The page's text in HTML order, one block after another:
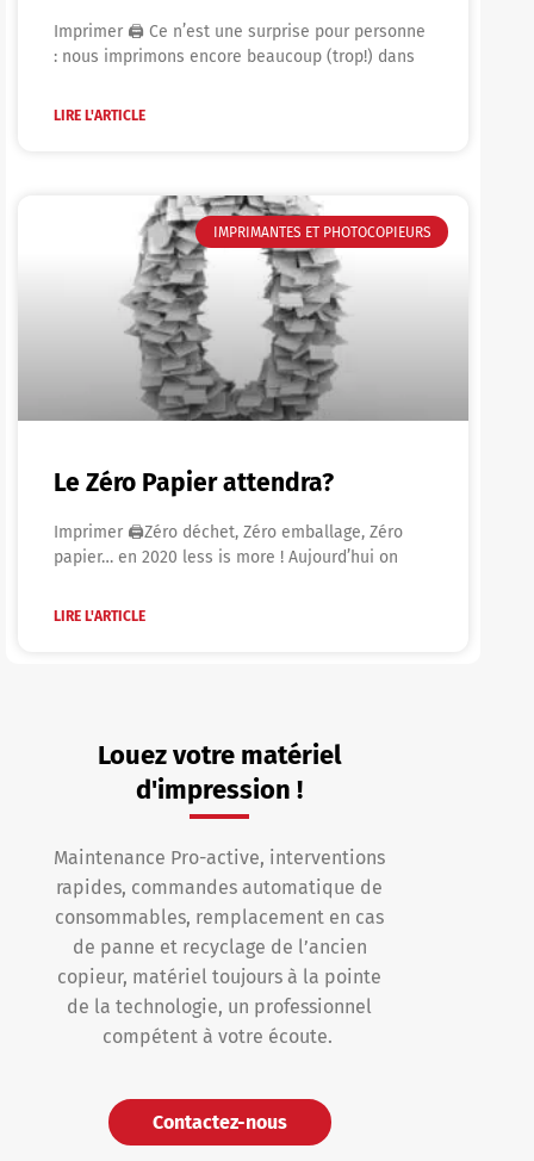
Imprimer 🖨 Ce n’est une surprise pour personne
: nous imprimons encore beaucoup (trop!) dans
LIRE L'ARTICLE
IMPRIMANTES ET PHOTOCOPIEURS
Le Zéro Papier attendra?
Imprimer 🖨Zéro déchet, Zéro emballage, Zéro
papier… en 2020 less is more ! Aujourd’hui on
LIRE L'ARTICLE
Louez votre matériel
d'impression !
Maintenance Pro-active, interventions
rapides, commandes automatique de
consommables, remplacement en cas
de panne et recyclage de l’ancien
copieur, matériel toujours à la pointe
de la technologie, un professionnel
compétent à votre écoute.
Contactez-nous